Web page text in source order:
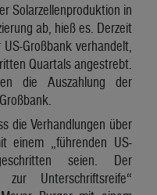
Solarzellenproduktion in
ab, hieß es. Derzeit
Großbank verhandelt,
Quartals angestrebt.
die Auszahlung der
die Verhandlungen über
einem „führenden US-
seien. Der
Unterschriftsreife“